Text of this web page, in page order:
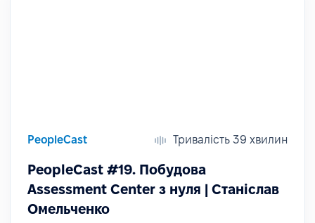
PeopleCast Тривалість 39 хвилин
PeopleCast #19. Побудова
Assessment Center з нуля | Станіслав
Омельченко